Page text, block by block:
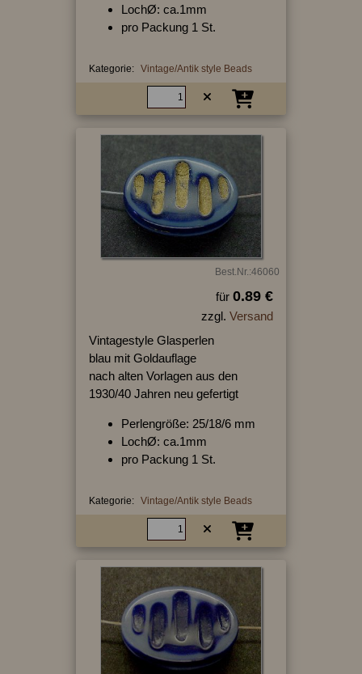
LochØ: ca.1mm
pro Packung 1 St.
Kategorie: Vintage/Antik style Beads
Best.Nr.:46060
für 0.89 €
zzgl. Versand
Vintagestyle Glasperlen
blau mit Goldauflage
nach alten Vorlagen aus den
1930/40 Jahren neu gefertigt
Perlengröße: 25/18/6 mm
LochØ: ca.1mm
pro Packung 1 St.
Kategorie: Vintage/Antik style Beads